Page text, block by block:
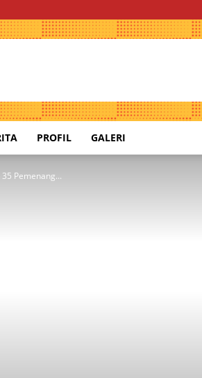
PROFIL GALERI
Pemenang...